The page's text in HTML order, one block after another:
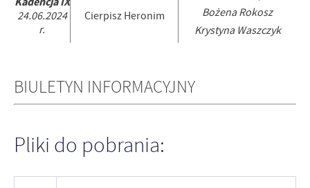
24.06.2024
r.
Cierpisz Heronim
Bożena Rokosz
Krystyna Waszczyk
BIULETYN INFORMACYJNY
Pliki do pobrania: